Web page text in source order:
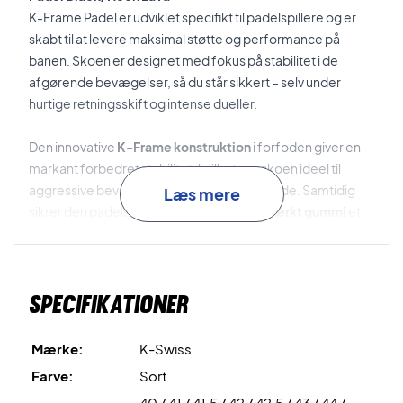
K-Frame Padel er udviklet specifikt til padelspillere og er
skabt til at levere maksimal støtte og performance på
banen. Skoen er designet med fokus på stabilitet i de
afgørende bevægelser, så du står sikkert – selv under
hurtige retningsskift og intense dueller.
Den innovative K-Frame konstruktioni forfoden giver en
markant forbedret stabilitet, hvilket gør skoen ideel til
aggressive bevægelser og sideværts arbejde. Samtidig
sikrer den padelspecifikke
ydersål i slidstærkt gummi
stødabsorbering, som øger komforten og hjælper dig
energireturnering i hvert skridt.
Læs mere
Specifikationer
Mærke:
K-Swiss
Farve:
Sort